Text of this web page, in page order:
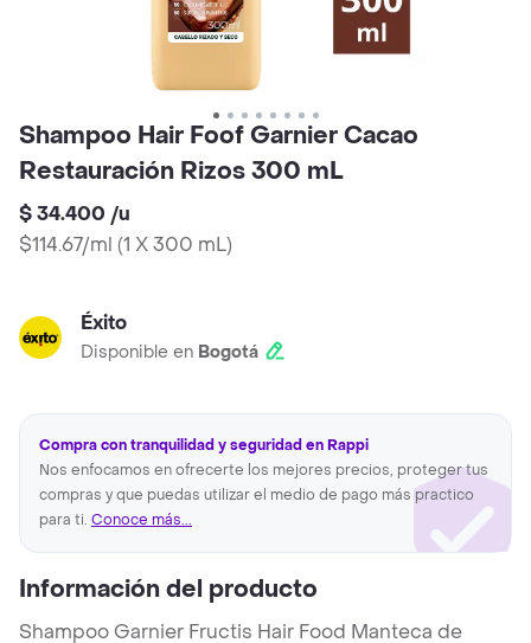
Shampoo Hair Foof Garnier Cacao
Restauración Rizos 300 mL
$ 34.400 /u
$114.67/ml (1 X 300 mL)
Éxito
Disponible en Bogotá
Compra con tranquilidad y seguridad en Rappi
Nos enfocamos en ofrecerte los mejores precios, proteger tus
compras y que puedas utilizar el medio de pago más practico
para ti. Conoce más...
Información del producto
Shampoo Garnier Fructis Hair Food Manteca de